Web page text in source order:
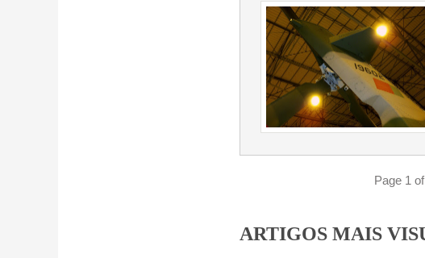
Page 1
ARTIGOS MAIS